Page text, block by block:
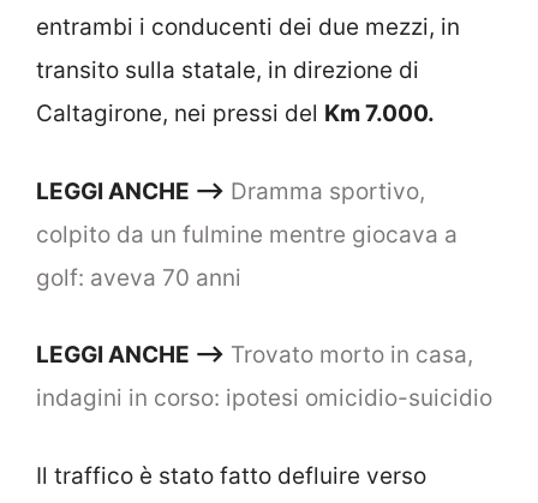
entrambi i conducenti dei due mezzi, in
transito sulla statale, in direzione di
Caltagirone, nei pressi del Km 7.000.
LEGGI ANCHE —–> Dramma sportivo,
colpito da un fulmine mentre giocava a
golf: aveva 70 anni
LEGGI ANCHE —–> Trovato morto in casa,
indagini in corso: ipotesi omicidio-suicidio
Il traffico è stato fatto defluire verso